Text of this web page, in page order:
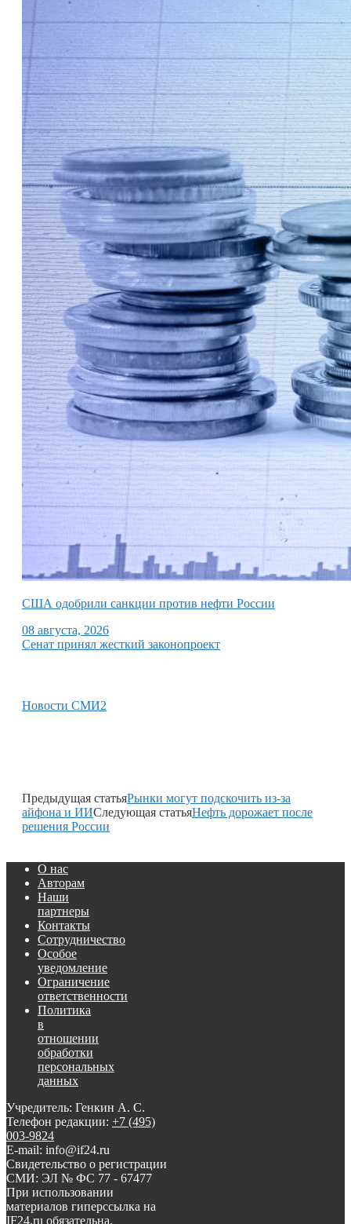
США одобрили санкции против нефти России
08 августа, 2026
Сенат принял жесткий законопроект
Новости СМИ2
Предыдущая статьяРынки могут подскочить из-за
айфона и ИИСледующая статьяНефть дорожает после
решения России
О нас
Авторам
Наши
партнеры
Контакты
Сотрудничество
Особое
уведомление
Ограничение
ответственности
Политика
в
отношении
обработки
персональных
данных
Учредитель: Генкин А. С.
Телефон редакции: +7 (495)
003-9824
E-mail: info@if24.ru
Свидетельство о регистрации
СМИ: ЭЛ № ФС 77 - 67477
При использовании
материалов гиперссылка на
IF24.ru обязательна.